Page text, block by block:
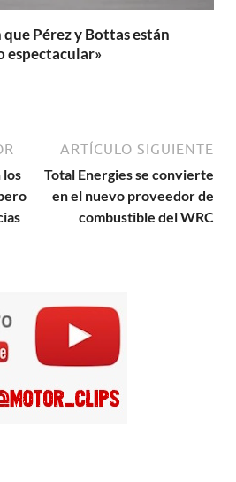
Pérez y Bottas están
espectacular»
los
ARTÍCULO SIGUIENTE
Total Energies se convierte
en el nuevo proveedor de
combustible del WRC